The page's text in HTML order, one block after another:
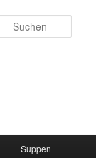
Suppen